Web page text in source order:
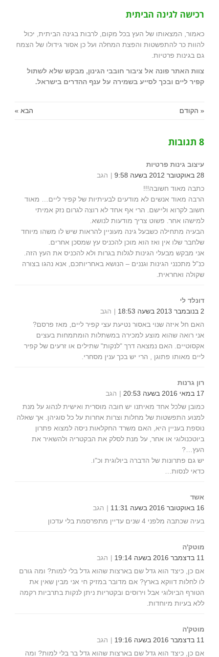
רכישה לגינה הביתית
כאמור, המצאותו של העץ בכל מקום, לרבות בגינה הביתית, יכול
להוות כר להתפשטות והפצת המחלה ועל כן אסור גידולו של הצמח
גם בגינות פרטיות.
צוות האתר פונה אל ציבור חובבי הגינון, מבקש שלא לשתול
קפיר ליים ובכך לסייע בשמירה על ענף ההדרים בישראל.
« הקודם הבא »
8 תגובות
עיצוב גינות פרטיות
28 באוקטובר 2012 בשעה 9:58
הגב
כתבה מאוד חשובה!!!
הרבה מאוד אנשים לא מודעים לבעיתיות של קפיר ליים… מאוד
חשוב לקרוא וליישם. הרי אף אחד לא רוצה לגרום נזק אמיתי
למישהו אחר. פשוט צריך מודעות לנושא.
הבעיה מתחילה כשבעל גינה מעוניין להראות שיש לו משהו מיוחד
שלחבר שלו אין ואז הוא מוכן להכניס עץ שמסכן אחרים.
אני מבקש מבעלי הגינות לגלות בגרות ולא להכניס את העץ הזה.
כנ"ל מתכנני הגינות וגננים – הנושא באחריותכם, אנא נהגו בצורה
שקולה ואחראית.
דונלד לי
2 בנובמבר 2013 בשעה 18:53
הגב
האם חל איזה שנוי באסור נטיעת עצי קפיר ליים, מאז פרסם?
אני רואה שהוא מוצע למכירה במשתלות הומתמחות בעצים
אקסוטיים. האם נמצאה דרך "לנקות" שתילים או זרעים של קפיר
ליים מאותו פתוגן , הרי יש בכך ענין מסחרי.
רון גרנות
17 במאי 2016 בשעה 20:53
הגב
כמובן שלכל אחד מאיתנו יש חובה מוסרית ואישית לנהוג על מנת
למנוע התפשטות של מחלות וצרות אחרות על כל סוגיהן. אך שאלה
נוספת בעניין היא, האם משרד החקלאות ניסה למצוא פתרון
ביוטכנולוגי או אחר, על מנת לסלק את הבקטריה ולהשאיר את
העץ…?
יש גם פתרונות של הדברה ביולוגית וכ"ו.
כדאי לנסות…
אשד
16 באוקטובר 2016 בשעה 11:31
הגב
בעיה שכתבה מלפני 4 שנים עדיין מתפרסמת בלי עדכון
מוטק'ה
11 בדצמבר 2016 בשעה 19:14
הגב
אם כן, כיצד הוא גדל שם בארצות שהוא גדל בלי למות? ומה גורם
לו לחלות דווקא בארץ? אם מדובר במזיק חי אני מבין שאין את
הטורף הביולוגי אבל וירוסים ובקטריות ניתן לנקות בתרביות רקמה
ללא בעיות מיוחדות.
מוטק'ה
11 בדצמבר 2016 בשעה 19:16
הגב
אם כן, כיצד הוא גדל שם בארצות שהוא גדל בר בלי למות? ומה